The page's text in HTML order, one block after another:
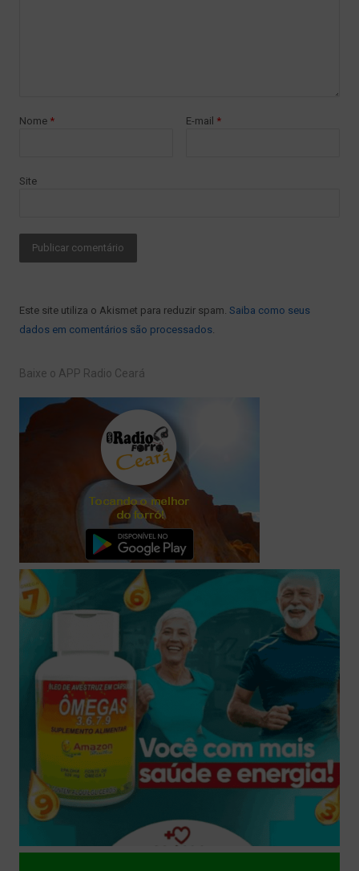
Nome * E-mail *
Site
Este site utiliza o Akismet para reduzir spam. Saiba como seus
dados em comentários são processados.
Baixe o APP Radio Ceará